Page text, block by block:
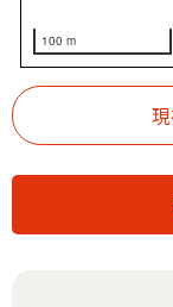
100 m